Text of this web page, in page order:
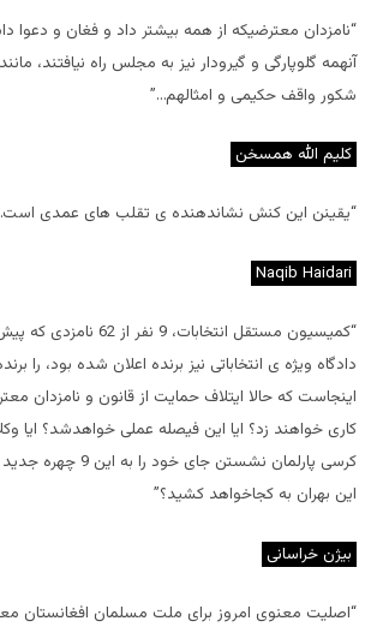
“نامزدان معترضیکه از همه بیشتر داد و فغان و دعوا
آنهمه گلوپارگی و گیرودار نیز به مجلس راه نیافتند،
شکور واقف حکیمی و امثالهم…”
كليم الله همسخن
“يقينن اين كنش نشاندهنده ى تقلب هاى عمدى
“کمیسیون مستقل انتخابات، 9
دادگاه ویژه ی انتخاباتی نیز برنده اعلان شده بود، را
اینجاست که حالا ایتلاف حمایت از قانون و نامزدان
کاری خواهند زد؟ ایا این فیصله عملی خواهدشد؟ ایا
کرسی پارلمان نشستن
این بهران به کجاخواهد کشید؟”
بیژن خراسانی
“اصلیت معنوی امروز برای ملت مسلمان افغانستان